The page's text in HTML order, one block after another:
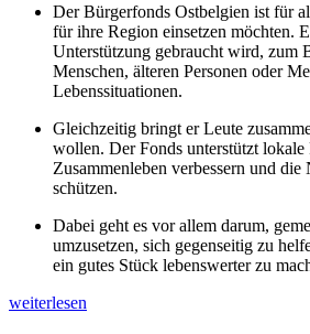
Der Bürgerfonds Ostbelgien ist für
für ihre Region einsetzen möchten.
Unterstützung gebraucht wird, zum
Menschen, älteren Personen oder
Lebenssituationen.
Gleichzeitig bringt er Leute
wollen. Der Fonds unterstützt lokale
Zusammenleben verbessern und die
schützen.
Dabei geht es vor allem darum,
umzusetzen, sich gegenseitig zu
ein gutes Stück lebenswerter zu
weiterlesen